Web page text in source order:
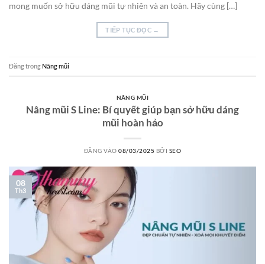
mong muốn sở hữu dáng mũi tự nhiên và an toàn. Hãy cùng […]
TIẾP TỤC ĐỌC →
Đăng trong Nâng mũi
NÂNG MŨI
Nâng mũi S Line: Bí quyết giúp bạn sở hữu dáng
mũi hoàn hảo
ĐĂNG VÀO08/03/2025 BỞI SEO
08
Th3